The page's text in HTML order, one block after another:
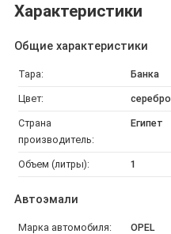
Характеристики
Общие характеристики
Тара: Банка
Цвет: серебро
Страна
производитель:
Египет
Объем (литры): 1
Автоэмали
Марка автомобиля: OPEL